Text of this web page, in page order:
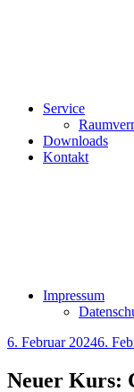
Service
Downloads
Kontakt
Impressum
Veröffentlicht
6. Februar 20246.
Neuer Kurs: